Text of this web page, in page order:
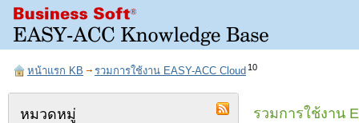
หน้าแรก KB รวมการใช้งาน EASY-ACC Cloud 10
หมวดหมู่ รวมการใช้งาน